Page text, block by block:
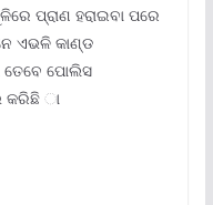
ପ୍ରାଣ ହରାଇବା ପରେ
ଏଭଳି କାଣ୍ଡ
ପୋଲିସ
କରିଛି ା